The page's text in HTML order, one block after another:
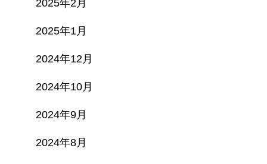
2025年2月
2025年1月
2024年12月
2024年10月
2024年9月
2024年8月